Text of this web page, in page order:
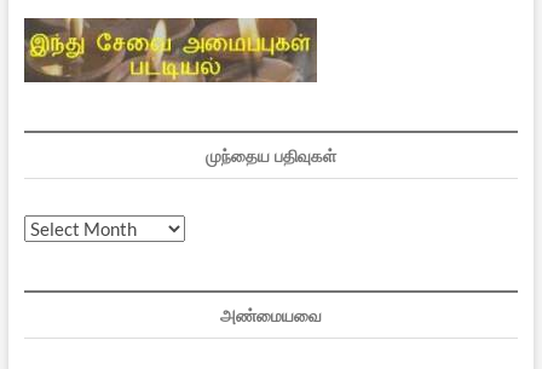
முந்தைய பதிவுகள்
முந்தைய
அண்மையவை